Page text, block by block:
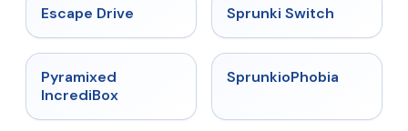
Escape Drive ★
Sprunki Switch
Pyramixed
IncrediBox
★
SprunkioPhobia